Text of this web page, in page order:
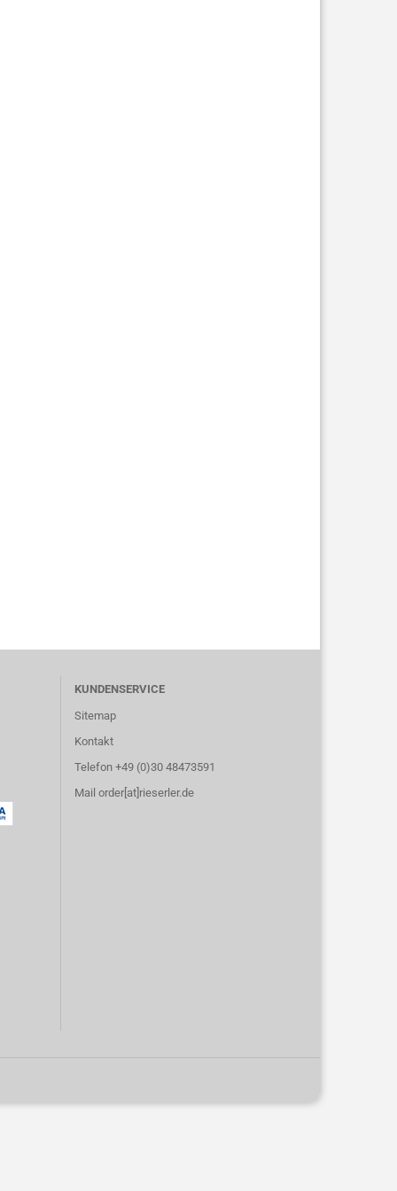
KUNDENSERVICE
Sitemap
Kontakt
Telefon +49 (0)30 48473591
Mail order[at]rieserler.de